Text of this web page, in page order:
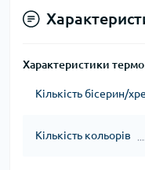
Характеристики
Кількість бісерин/
Кількість кольорів